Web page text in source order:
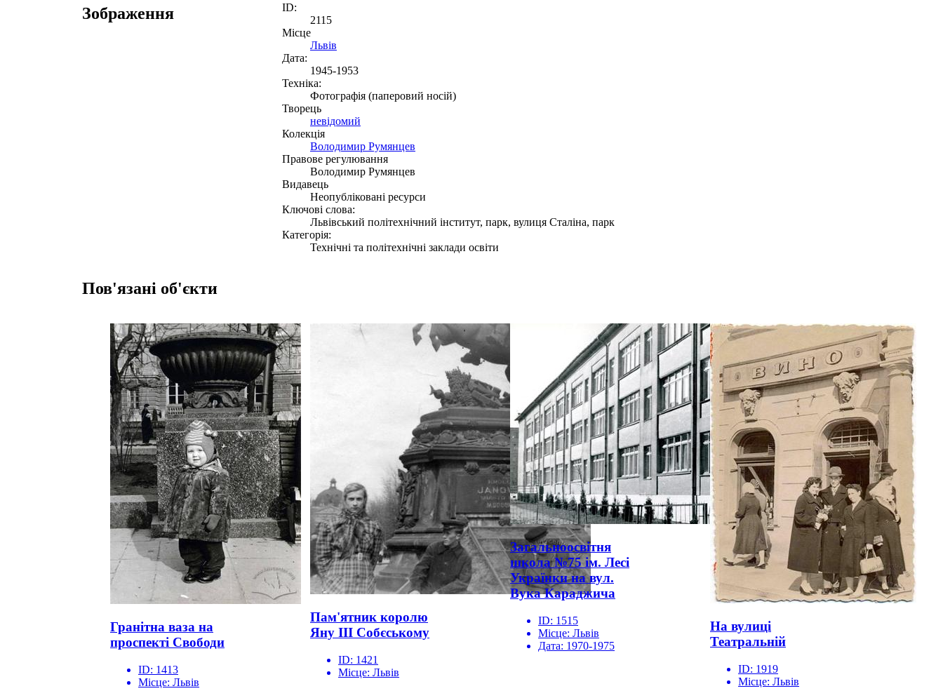
Зображення
ID:
2115
Місце
Львів
Дата:
1945-1953
Техніка:
Фотографія (паперовий носій)
Творець
невідомий
Колекція
Володимир Румянцев
Правове регулювання
Володимир Румянцев
Видавець
Неопубліковані ресурси
Ключові слова:
Львівський політехнічний інститут, парк, вулиця Сталіна, парк
Категорія:
Технічні та політехнічні заклади освіти
Пов'язані об'єкти
Гранітна ваза на
проспекті Свободи
ID: 1413
Місце: Львів
Пам'ятник королю
Яну ІІІ Собєському
ID: 1421
Місце: Львів
Загальноосвітня
школа №75 ім. Лесі
Українки на вул.
Вука Караджича
ID: 1515
Місце: Львів
Дата: 1970-1975
На вулиці
Театральній
ID: 1919
Місце: Львів